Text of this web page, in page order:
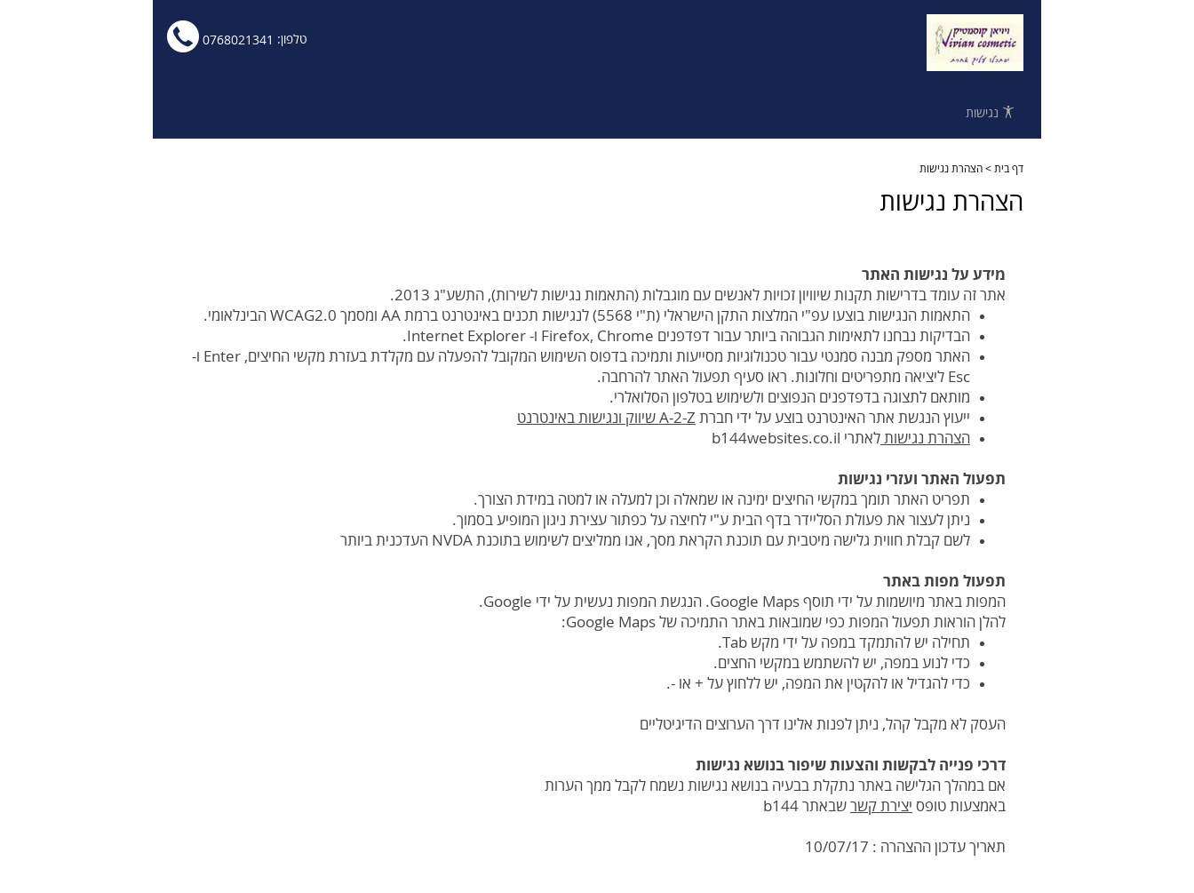
טלפון: לחץ
ישיר
0768021341
דף בית > הצהרת נגישות
הצהרת נגישות
מידע על נגישות האתר
אתר זה עומד בדרישות תקנות שיוויון זכויות לאנשים עם מוגבלות (התאמות נגישות לשירות), התשע"ג 2013.
התאמות הנגישות בוצעו עפ"י המלצות התקן הישראלי (ת"י 5568) לנגישות תכנים באינטרנט ברמת AA ומסמך WCAG2.0 הבינלאומי.
הבדיקות נבחנו לתאימות הגבוהה ביותר עבור דפדפנים Firefox, Chrome ו- Internet Explorer.
האתר מספק מבנה סמנטי עבור טכנולוגיות מסייעות ותמיכה בדפוס השימוש המקובל להפעלה עם מקלדת בעזרת מקשי החיצים, Enter ו-
Esc ליציאה מתפריטים וחלונות. ראו סעיף תפעול האתר להרחבה.
מותאם לתצוגה בדפדפנים הנפוצים ולשימוש בטלפון הסלואלרי.
ייעוץ הנגשת אתר האינטרנט בוצע על ידי חברת A-2-Z שיווק ונגישות באינטרנט
הצהרת נגישות לאתרי b144websites.co.il
תפעול האתר ועזרי נגישות
תפריט האתר תומך במקשי החיצים ימינה או שמאלה וכן למעלה או למטה במידת הצורך.
ניתן לעצור את פעולת הסליידר בדף הבית ע"י לחיצה על כפתור עצירת ניגון המופיע בסמוך.
לשם קבלת חווית גלישה מיטבית עם תוכנת הקראת מסך, אנו ממליצים לשימוש בתוכנת NVDA העדכנית ביותר
תפעול מפות באתר
המפות באתר מיושמות על ידי תוסף Google Maps. הנגשת המפות נעשית על ידי Google.
להלן הוראות תפעול המפות כפי שמובאות באתר התמיכה של Google Maps:
תחילה יש להתמקד במפה על ידי מקש Tab.
כדי לנוע במפה, יש להשתמש במקשי החצים.
כדי להגדיל או להקטין את המפה, יש ללחוץ על + או -.
העסק לא מקבל קהל, ניתן לפנות אלינו דרך הערוצים הדיגיטליים
דרכי פנייה לבקשות והצעות שיפור בנושא נגישות
אם במהלך הגלישה באתר נתקלת בבעיה בנושא נגישות נשמח לקבל ממך הערות
באמצעות טופס יצירת קשר שבאתר b144
תאריך עדכון ההצהרה : 10/07/17